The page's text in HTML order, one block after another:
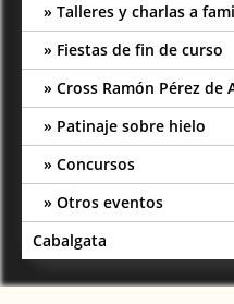
Talleres y charlas a
Fiestas de fin de curso
Cross Ramón Pérez de
Patinaje sobre hielo
Concursos
Otros eventos
Cabalgata